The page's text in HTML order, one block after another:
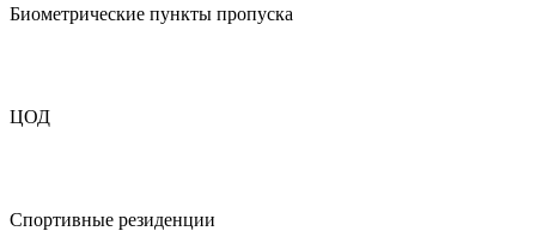
Биометрические пункты пропуска
ЦОД
Спортивные резиденции